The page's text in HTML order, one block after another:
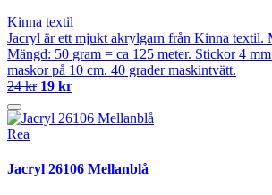
Kinna textil
Jacryl är ett mjukt akrylgarn från Kinna textil.
Mängd: 50 gram = ca 125 meter. Stickor 4
maskor på 10 cm. 40 grader maskintvätt.
24 kr 19 kr
Rea
Jacryl 26106 Mellanblå